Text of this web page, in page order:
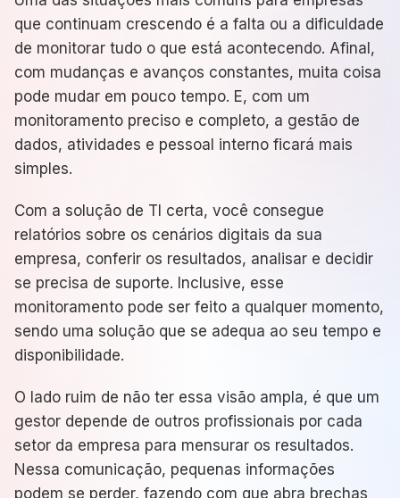
que continuam crescendo é a falta ou a dificuldade
de monitorar tudo o que está acontecendo. Afinal,
com mudanças e avanços constantes, muita coisa
pode mudar em pouco tempo. E, com um
monitoramento preciso e completo, a gestão de
dados, atividades e pessoal interno ficará mais
simples.
Com a solução de TI certa, você consegue
relatórios sobre os cenários digitais da sua
empresa, conferir os resultados, analisar e decidir
se precisa de suporte. Inclusive, esse
monitoramento pode ser feito a qualquer momento,
sendo uma solução que se adequa ao seu tempo e
disponibilidade.
O lado ruim de não ter essa visão ampla, é que um
gestor depende de outros profissionais por cada
setor da empresa para mensurar os resultados.
Nessa comunicação, pequenas informações
podem se perder, fazendo com que abra brechas